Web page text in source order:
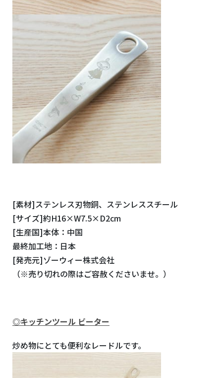
[素材]ステンレス刃物銅、ステンレススチール
[サイズ]約H16×W7.5×D2cm
[生産国]本体：中国
最終加工地：日本
[発売元]ゾーウィー株式会社
（※売り切れの際はご容赦くださいませ。）
◎キッチンツール ビーター
炒め物にとても便利なレードルです。